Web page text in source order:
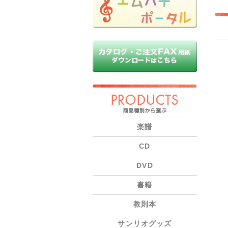
楽譜
CD
DVD
書籍
教則本
サンリオグッズ